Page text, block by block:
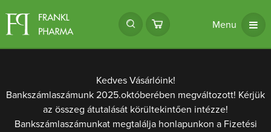
Menu
Kedves Vásárlóink!
Bankszámlaszámunk 2025.októberében megváltozott! Kérjük
az összeg átutalását körültekintően intézze!
Bankszámlaszámunkat megtalálja honlapunkon a Fizetési